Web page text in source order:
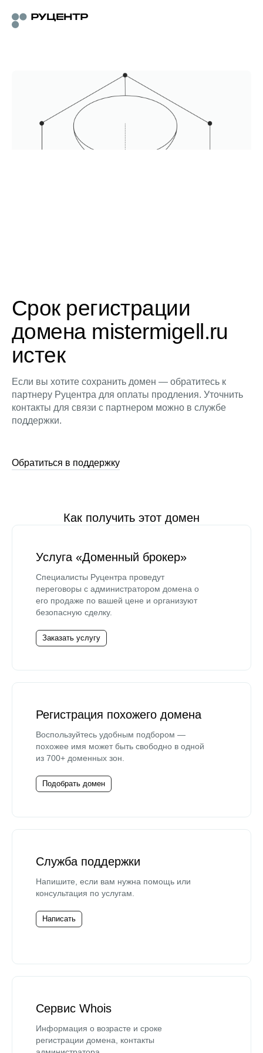
Срок регистрации
домена mistermigell.ru
истек
Если вы хотите сохранить домен — обратитесь к
партнеру Руцентра для оплаты продления. Уточнить
контакты для связи с партнером можно в службе
поддержки.
Обратиться в поддержку
Как получить этот домен
Услуга «Доменный брокер»
Специалисты Руцентра проведут
переговоры с администратором домена о
его продаже по вашей цене и организуют
безопасную сделку.
Заказать услугу
Регистрация похожего домена
Воспользуйтесь удобным подбором —
похожее имя может быть свободно в одной
из 700+ доменных зон.
Подобрать домен
Служба поддержки
Напишите, если вам нужна помощь или
консультация по услугам.
Написать
Сервис Whois
Информация о возрасте и сроке
регистрации домена, контакты